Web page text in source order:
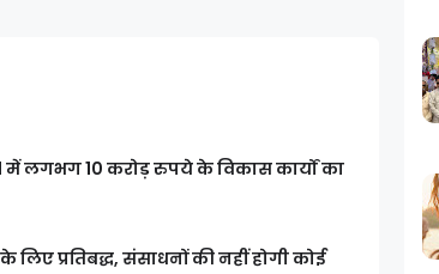
1 में लगभग 10 करोड़ रुपये के विकास कार्यों का
प्रतिबद्ध, संसाधनों की नहीं होगी कोई